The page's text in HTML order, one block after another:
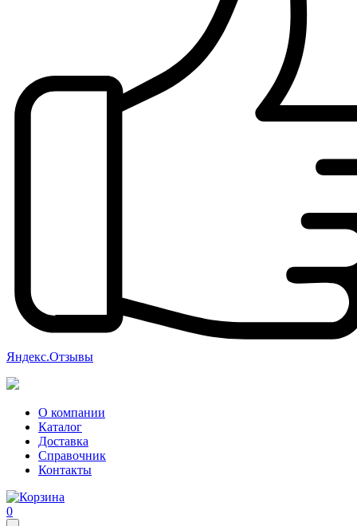
Яндекс.Отзывы
О компании
Каталог
Доставка
Справочник
Контакты
0